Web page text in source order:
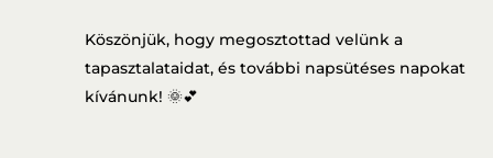
Köszönjük, hogy megosztottad velünk a
tapasztalataidat, és további napsütéses napokat
kívánunk! 🌞💕